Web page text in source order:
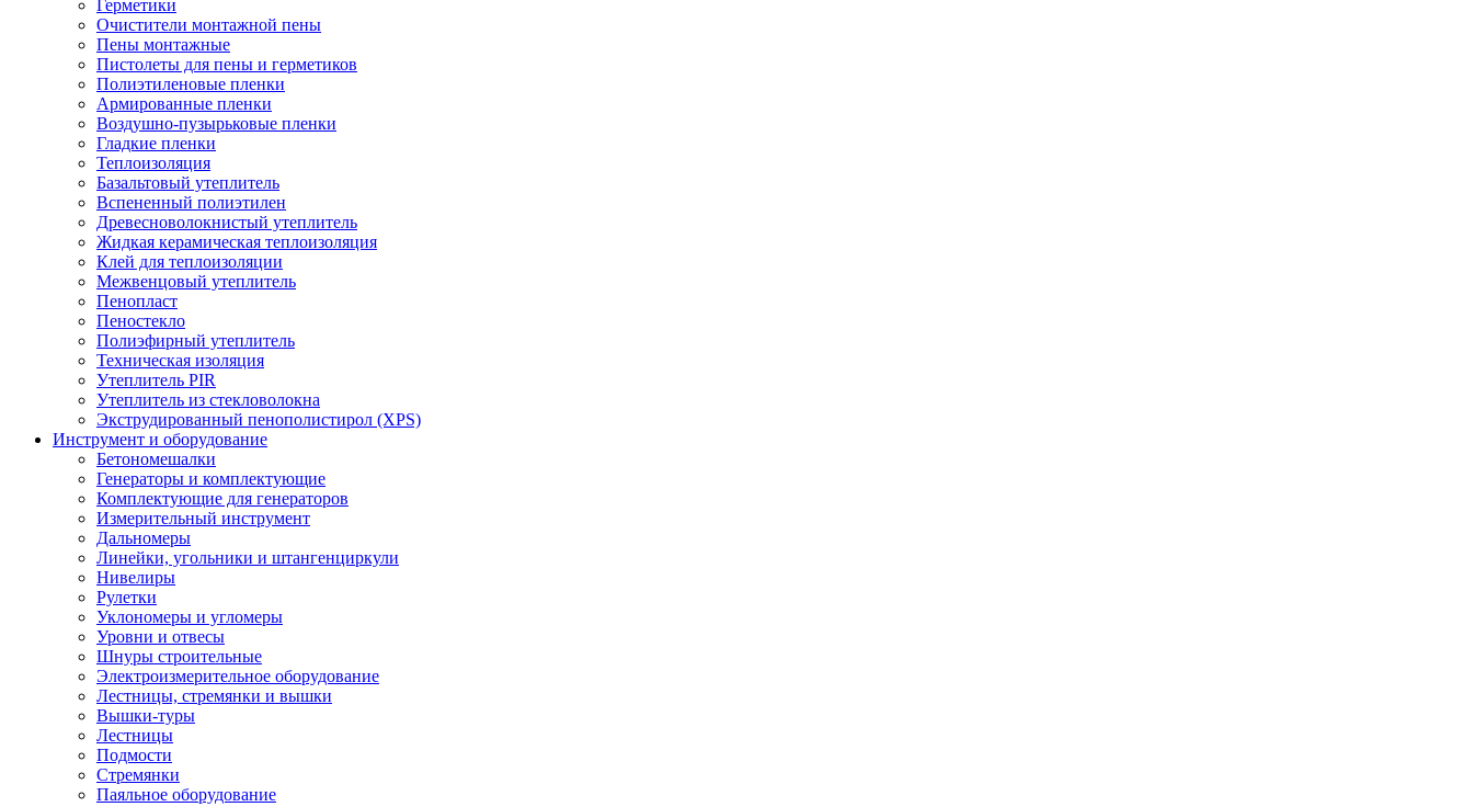
Герметики
Очистители монтажной пены
Пены монтажные
Пистолеты для пены и герметиков
Полиэтиленовые пленки
Армированные пленки
Воздушно-пузырьковые пленки
Гладкие пленки
Теплоизоляция
Базальтовый утеплитель
Вспененный полиэтилен
Древесноволокнистый утеплитель
Жидкая керамическая теплоизоляция
Клей для теплоизоляции
Межвенцовый утеплитель
Пенопласт
Пеностекло
Полиэфирный утеплитель
Техническая изоляция
Утеплитель PIR
Утеплитель из стекловолокна
Экструдированный пенополистирол (XPS)
Инструмент и оборудование
Бетономешалки
Генераторы и комплектующие
Комплектующие для генераторов
Измерительный инструмент
Дальномеры
Линейки, угольники и штангенциркули
Нивелиры
Рулетки
Уклономеры и угломеры
Уровни и отвесы
Шнуры строительные
Электроизмерительное оборудование
Лестницы, стремянки и вышки
Вышки-туры
Лестницы
Подмости
Стремянки
Паяльное оборудование